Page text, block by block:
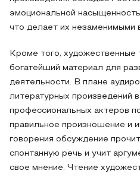
эмоциональной
что делает их незаменимыми
Кроме того, художественные
богатейший материал для
деятельности. В плане
литературных произведений
профессиональных актеров
правильное произношение и
говорения обсуждение
спонтанную речь и учит
свое мнение. Чтение